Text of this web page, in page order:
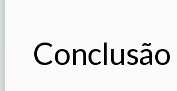
Conclusão